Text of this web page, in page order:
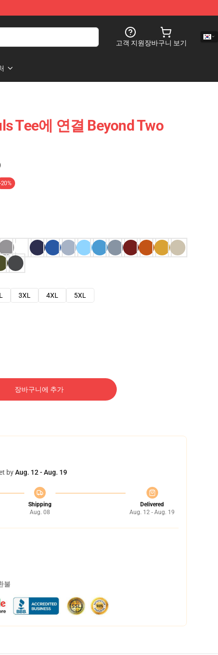
고객 지원장바구니 보기
Tee에 연결 Beyond Two
-20%
3XL 4XL
5XL
장바구니에 추가
byAug. 12 - Aug. 19
Shipping
Aug. 08
Delivered
Aug. 12 - Aug. 19
불